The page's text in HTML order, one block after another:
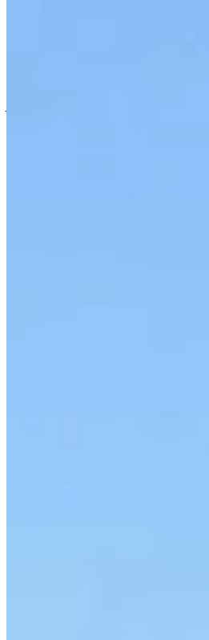
Préparez vos roses